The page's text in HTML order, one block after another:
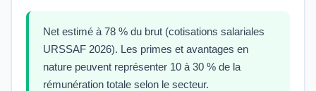
Net estimé à 78 % du brut (cotisations salariales
URSSAF 2026). Les primes et avantages en
nature peuvent représenter 10 à 30 % de la
rémunération totale selon le secteur.